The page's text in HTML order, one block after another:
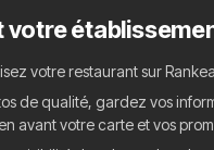
votre
votre restaurant sur
de qualité, gardez vos
avant votre carte et vos